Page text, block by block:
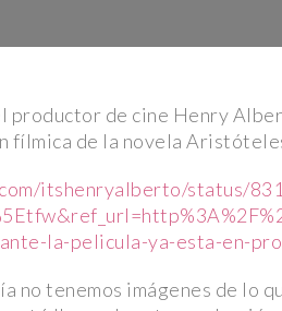
productor de cine Henry
fílmica de la novela
itshenryalberto/status/
la-pelicula-ya-esta-en-
no tenemos imágenes de lo